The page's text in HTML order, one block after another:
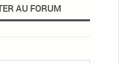
AU FORUM